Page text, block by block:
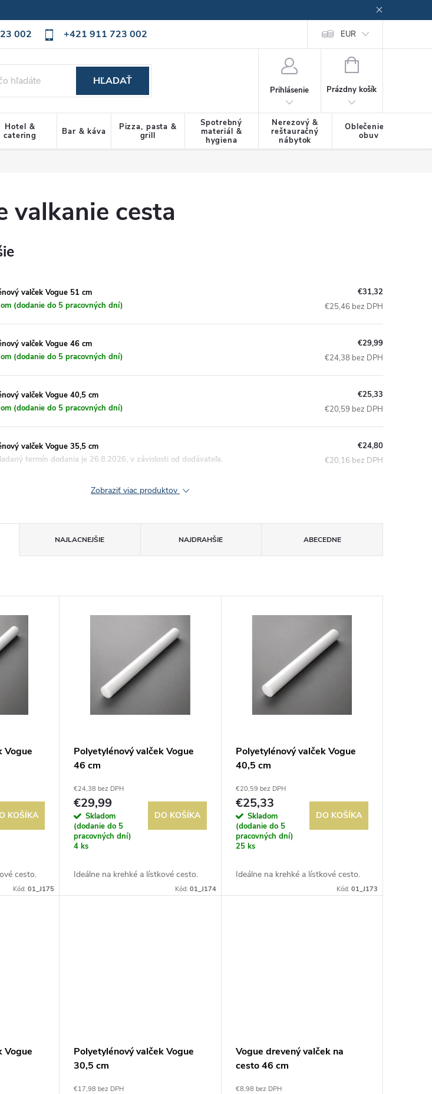
002 +421 911 723 002
osobných údajov Cookies policy EUR
HĽADAŤ
Prihlásenie
NÁKUPNÝ
Prázdny košík
Hotel &
catering
Bar & káva
Pizza, pasta &
grill
Spotrebný
materiál &
hygiena
Nerezový &
reštauračný
nábytok
Oblečenie &
obuv
valkanie cesta
valček Vogue 51 cm
(dodanie do 5 pracovných dní)
€31,32
€25,46 bez DPH
valček Vogue 46 cm
(dodanie do 5 pracovných dní)
€29,99
€24,38 bez DPH
valček Vogue 40,5 cm
(dodanie do 5 pracovných dní)
€25,33
€20,59 bez DPH
valček Vogue 35,5 cm
termín dodania je 26.8.2026, v závislosti od dodávateľa.
€24,80
€20,16 bez DPH
Zobraziť viac produktov
NAJLACNEJŠIE NAJDRAHŠIE ABECEDNE
Vogue
KOŠÍKA
cesto.
Kód:01_J175
Polyetylénový valček Vogue
46 cm
€24,38 bez DPH
€29,99
Skladom
(dodanie do 5
pracovných dní)
4 ks
DO KOŠÍKA
Ideálne na krehké a lístkové cesto.
Kód: 01_J174
Polyetylénový valček Vogue
40,5 cm
€20,59 bez DPH
€25,33
Skladom
(dodanie do 5
pracovných dní)
25 ks
DO KOŠÍKA
Ideálne na krehké a lístkové cesto.
Kód: 01_J173
Vogue
Polyetylénový valček Vogue
30,5 cm
€17,98 bez DPH
Vogue drevený valček na
cesto 46 cm
€8,98 bez DPH